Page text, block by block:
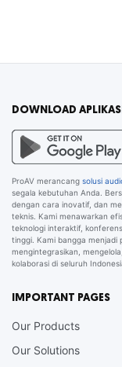
DOWNLOAD
ProAV merancang solusi
segala kebutuhan Anda.
dengan cara inovatif, dan
teknis. Kami menawarkan
teknologi interaktif,
tinggi. Kami bangga menjadi
mengintegrasikan,
kolaborasi di seluruh
IMPORTANT PAGES
Our Products
Our Solutions